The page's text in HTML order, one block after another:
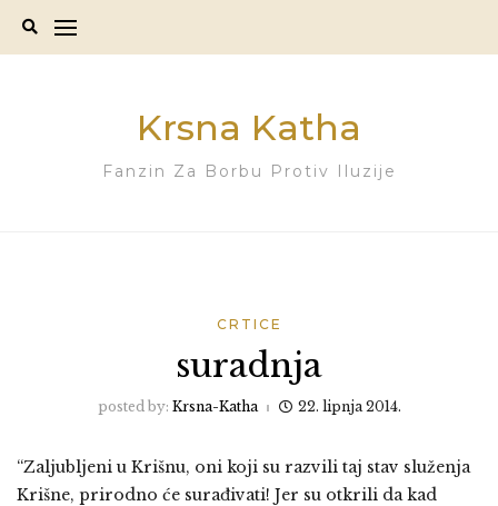
Krsna Katha
Fanzin Za Borbu Protiv Iluzije
CRTICE
suradnja
posted by: Krsna-Katha 22. lipnja 2014.
“Zaljubljeni u Krišnu, oni koji su razvili taj stav služenja
Krišne, prirodno će surađivati! Jer su otkrili da kad